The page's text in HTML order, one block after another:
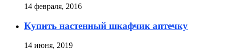
14 февраля, 2016
Купить настенный шкафчик аптечку
14 июня, 2019